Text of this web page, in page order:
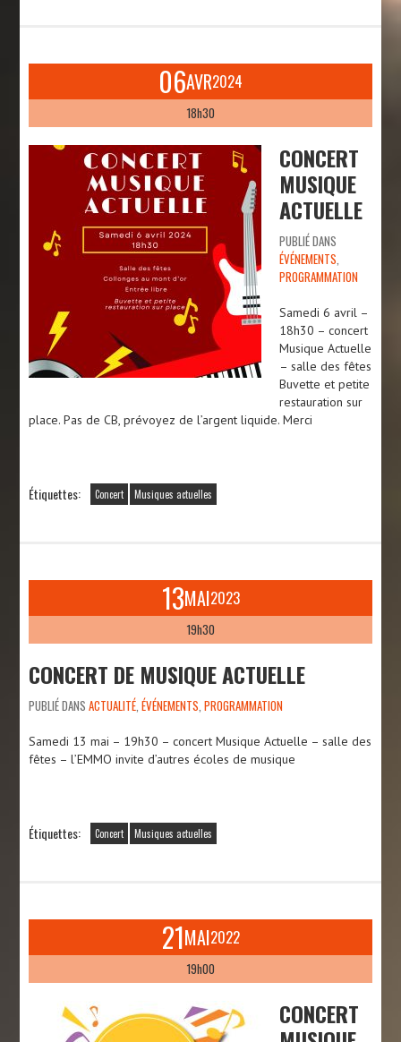
06AVR2024
18h30
CONCERT
MUSIQUE
ACTUELLE
PUBLIÉ DANS
ÉVÉNEMENTS
PROGRAMMATION
Samedi 6 avril –
18h30 – concert
Musique Actuelle
– salle des fêtes
Buvette et petite
restauration sur
place. Pas de CB, prévoyez de l’argent liquide. Merci
Étiquettes: Concert Musiques actuelles
13MAI2023
19h30
CONCERT DE MUSIQUE ACTUELLE
PUBLIÉ DANSACTUALITÉ ,ÉVÉNEMENTS ,PROGRAMMATION
Samedi 13 mai – 19h30 – concert Musique Actuelle – salle des
fêtes – l’EMMO invite d’autres écoles de musique
Étiquettes: Concert Musiques actuelles
21MAI2022
19h00
CONCERT